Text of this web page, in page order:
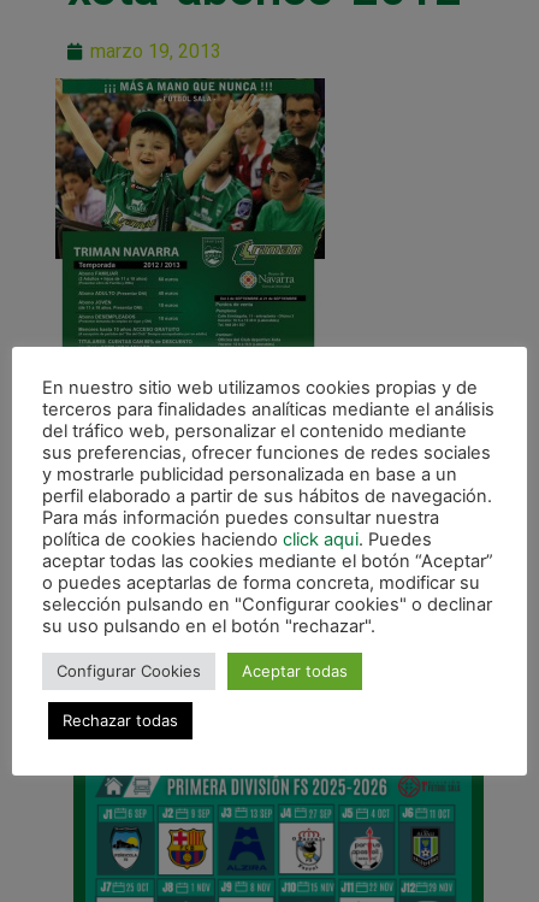
marzo 19, 2013
ANTERIOR
SOMOS VERDES SOMOS ROJOS
CALENDARIO DE LIGA
En nuestro sitio web utilizamos cookies propias y de
terceros para finalidades analíticas mediante el análisis
del tráfico web, personalizar el contenido mediante
sus preferencias, ofrecer funciones de redes sociales
y mostrarle publicidad personalizada en base a un
perfil elaborado a partir de sus hábitos de navegación.
Para más información puedes consultar nuestra
política de cookies haciendo click aqui. Puedes
aceptar todas las cookies mediante el botón “Aceptar”
o puedes aceptarlas de forma concreta, modificar su
selección pulsando en "Configurar cookies" o declinar
su uso pulsando en el botón "rechazar".
Configurar Cookies Aceptar todas
Rechazar todas